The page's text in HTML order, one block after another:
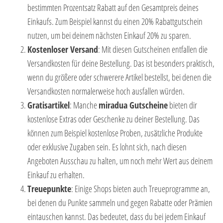
bestimmten Prozentsatz Rabatt auf den Gesamtpreis deines
Einkaufs. Zum Beispiel kannst du einen 20% Rabattgutschein
nutzen, um bei deinem nächsten Einkauf 20% zu sparen.
Kostenloser Versand: Mit diesen Gutscheinen entfallen die
Versandkosten für deine Bestellung. Das ist besonders praktisch,
wenn du größere oder schwerere Artikel bestellst, bei denen die
Versandkosten normalerweise hoch ausfallen würden.
Gratisartikel: Manchemiradua Gutscheinebieten dir
kostenlose Extras oder Geschenke zu deiner Bestellung. Das
können zum Beispiel kostenlose Proben, zusätzliche Produkte
oder exklusive Zugaben sein. Es lohnt sich, nach diesen
Angeboten Ausschau zu halten, um noch mehr Wert aus deinem
Einkauf zu erhalten.
Treuepunkte: Einige Shops bieten auch Treueprogramme an,
bei denen du Punkte sammeln und gegen Rabatte oder Prämien
eintauschen kannst. Das bedeutet, dass du bei jedem Einkauf